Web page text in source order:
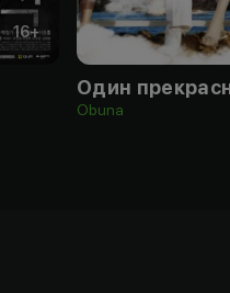
16+
Один
Obuna